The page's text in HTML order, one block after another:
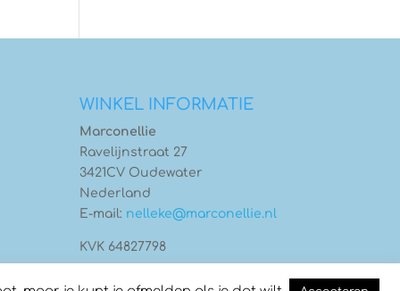
WINKEL INFORMATIE
Marconellie
Ravelijnstraat 27
3421CV Oudewater
Nederland
E-mail: nelleke@marconellie.nl
KVK 64827798